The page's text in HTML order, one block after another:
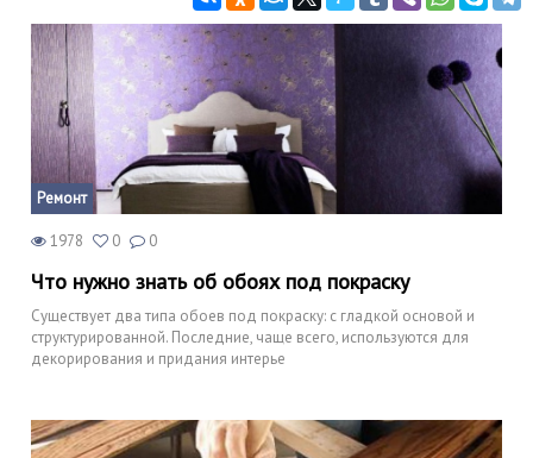
Ремонт
1978 0 0
Что нужно знать об обоях под покраску
Существует два типа обоев под покраску: с гладкой основой и
структурированной. Последние, чаще всего, используются для
декорирования и придания интерье